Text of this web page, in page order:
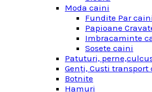
Moda caini
Fundite Par caini
Papioane
Imbracaminte
Sosete caini
Patuturi,
Genţi, Custi transport
Botnite
Hamuri